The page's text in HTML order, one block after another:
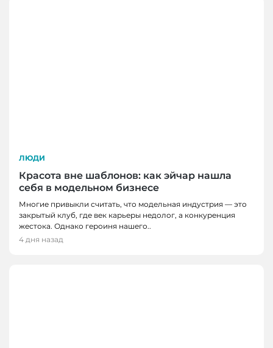
ЛЮДИ
Красота вне шаблонов: как эйчар нашла
себя в модельном бизнесе
Многие привыкли считать, что модельная индустрия — это
закрытый клуб, где век карьеры недолог, а конкуренция
жестока. Однако героиня нашего..
4 дня назад